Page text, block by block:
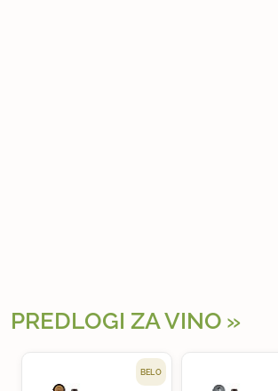
PREDLOGI ZA VINO
BELO